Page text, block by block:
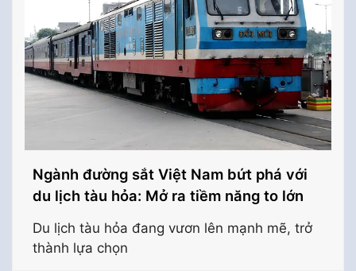
Ngành đường sắt Việt Nam bứt phá với
du lịch tàu hỏa: Mở ra tiềm năng to lớn
Du lịch tàu hỏa đang vươn lên mạnh mẽ, trở
thành lựa chọn